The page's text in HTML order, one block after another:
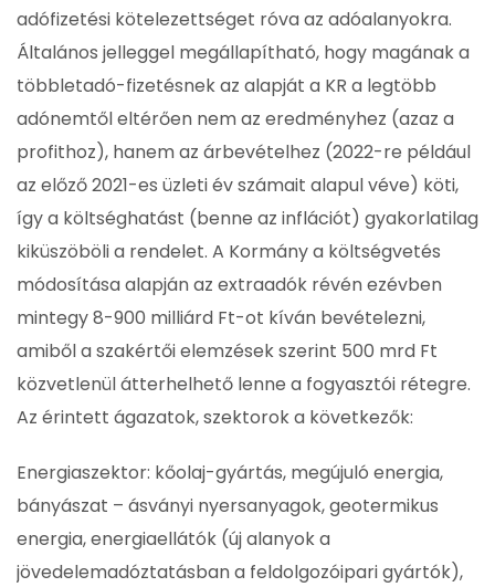
adófizetési kötelezettséget róva az adóalanyokra.
Általános jelleggel megállapítható, hogy magának a
többletadó-fizetésnek az alapját a KR a legtöbb
adónemtől eltérően nem az eredményhez (azaz a
profithoz), hanem az árbevételhez (2022-re például
az előző 2021-es üzleti év számait alapul véve) köti,
így a költséghatást (benne az inflációt) gyakorlatilag
kiküszöböli a rendelet. A Kormány a költségvetés
módosítása alapján az extraadók révén ezévben
mintegy 8-900 milliárd Ft-ot kíván bevételezni,
amiből a szakértői elemzések szerint 500 mrd Ft
közvetlenül átterhelhető lenne a fogyasztói rétegre.
Az érintett ágazatok, szektorok a következők:
Energiaszektor: kőolaj-gyártás, megújuló energia,
bányászat – ásványi nyersanyagok, geotermikus
energia, energiaellátók (új alanyok a
jövedelemadóztatásban a feldolgozóipari gyártók),